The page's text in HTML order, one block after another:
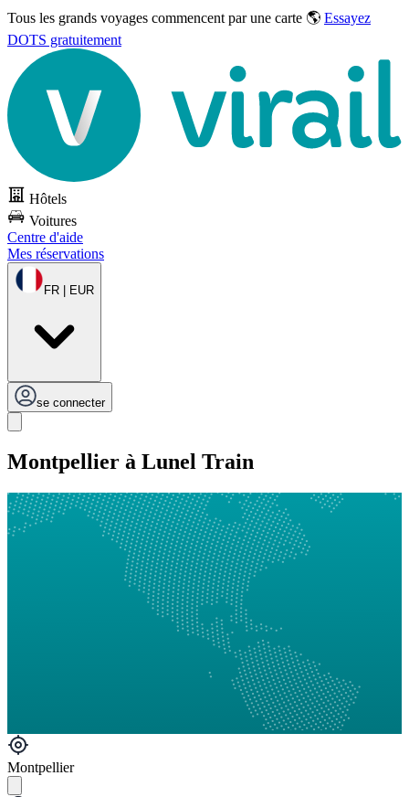
Tous les grands voyages commencent par une carte 🌎 Essayez
DOTS gratuitement
Hôtels
Voitures
Centre d'aide
Mes réservations
FR | EUR
se connecter
Montpellier à Lunel Train
Montpellier